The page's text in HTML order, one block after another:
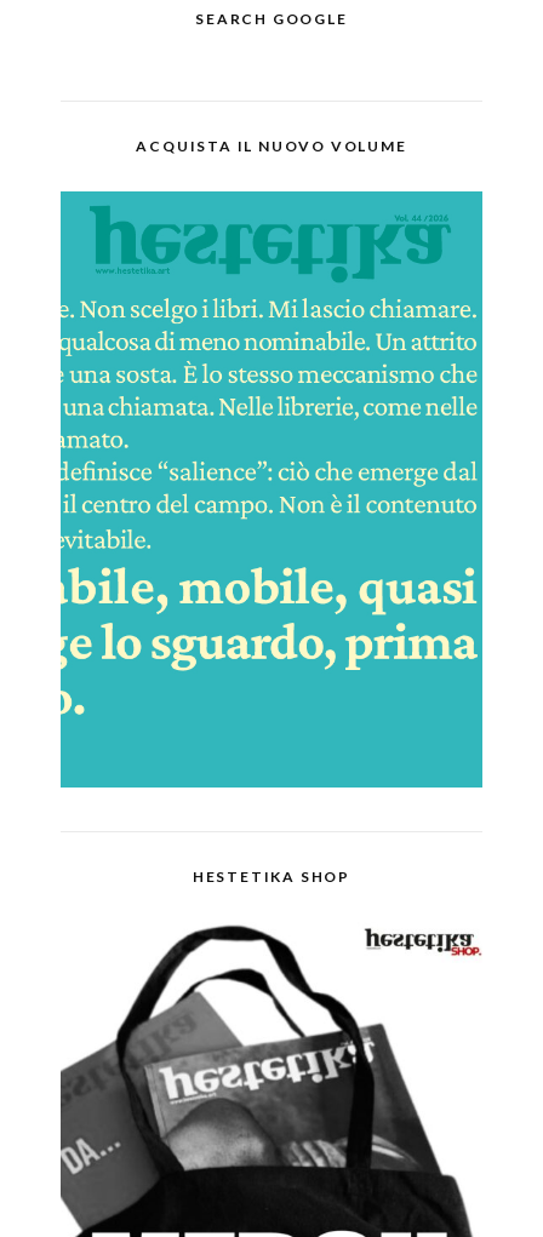
SEARCH GOOGLE
ACQUISTA IL NUOVO VOLUME
HESTETIKA SHOP